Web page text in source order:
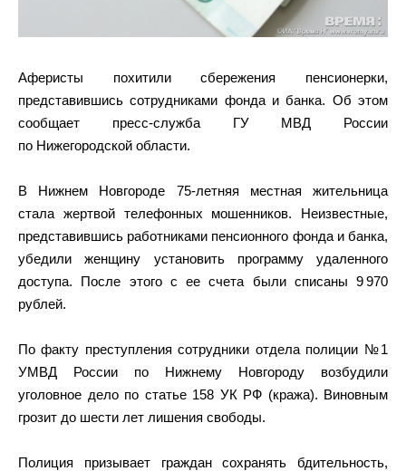
Аферисты похитили сбережения пенсионерки,
представившись сотрудниками фонда и банка. Об этом
сообщает пресс-служба ГУ МВД России
по Нижегородской области.
В Нижнем Новгороде 75-летняя местная жительница
стала жертвой телефонных мошенников. Неизвестные,
представившись работниками пенсионного фонда и банка,
убедили женщину установить программу удаленного
доступа. После этого с ее счета были списаны 9 970
рублей.
По факту преступления сотрудники отдела полиции №1
УМВД России по Нижнему Новгороду возбудили
уголовное дело по статье 158 УК РФ (кража). Виновным
грозит до шести лет лишения свободы.
Полиция призывает граждан сохранять бдительность,